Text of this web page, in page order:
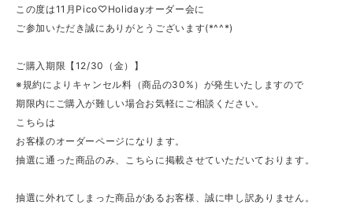
この度は11月Pico♡Holidayオーダー会に
ご参加いただき誠にありがとうございます(*^^*)
ご購入期限【12/30（金）】
※規約によりキャンセル料（商品の30%）が発生いたしますので
期限内にご購入が難しい場合お気軽にご相談ください。
こちらは
お客様のオーダーページになります。
抽選に通った商品のみ、こちらに掲載させていただいております。
抽選に外れてしまった商品があるお客様、誠に申し訳ありません。